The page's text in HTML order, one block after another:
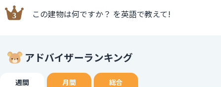
この建物は何ですか？ を英語で教えて!
アドバイザーランキング
週間 月間 総合